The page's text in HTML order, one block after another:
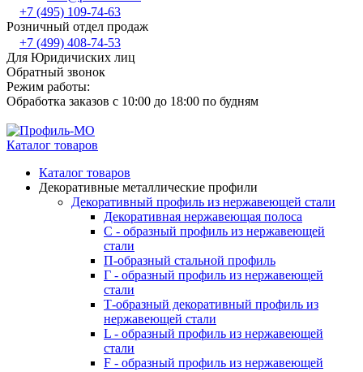
+7 (495) 109-74-63
Розничный отдел продаж
+7 (499) 408-74-53
Для Юридичиских лиц
Обратный звонок
Режим работы:
Обработка заказов с 10:00 до 18:00 по будням
Каталог товаров
Каталог товаров
Декоративные металлические профили
Декоративный профиль из нержавеющей стали
Декоративная нержавеющая полоса
С - образный профиль из нержавеющей
стали
П-образный стальной профиль
Г - образный профиль из нержавеющей
стали
Т-образный декоративный профиль из
нержавеющей стали
L - образный профиль из нержавеющей
стали
F - образный профиль из нержавеющей